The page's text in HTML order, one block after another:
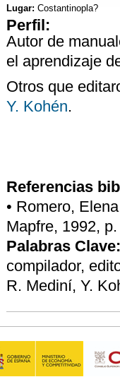
Lugar: Costantinopla?
Perfil:
Autor de
el aprendizaje
Otros que
Y. Kohén.
Referencias
• Romero,
Mapfre, 1992,
Palabras Clave:
compilador,
R. Mediní, Y.